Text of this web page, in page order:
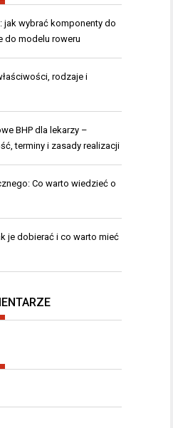
jak wybrać komponenty do
do modelu roweru
rodzaje i
BHP dla lekarzy –
terminy i zasady realizacji
Co warto wiedzieć o
je dobierać i co warto mieć